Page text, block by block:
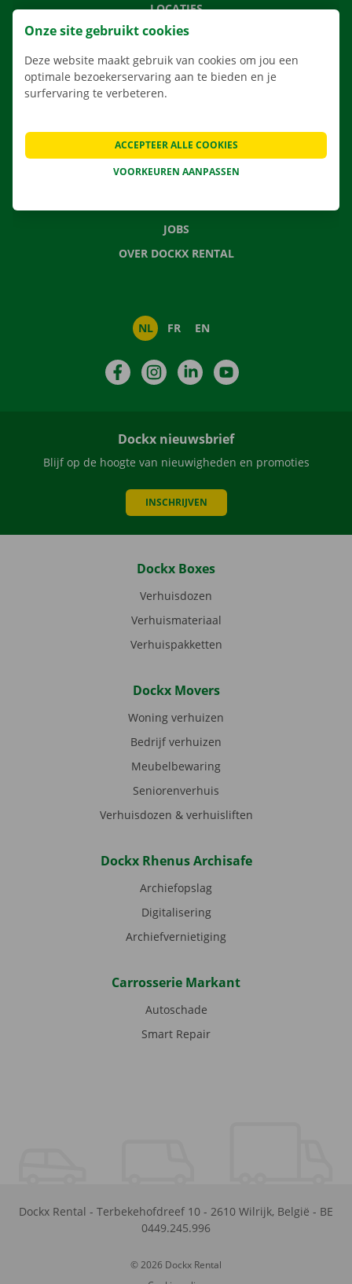
LOCATIES
APP
VERHUISOPLOSSINGEN
CONTACTEER ONS
VEELGESTELDE VRAGEN
NIEUWS
JOBS
OVER DOCKX RENTAL
NL FR EN
FacebookInstagramLinkedIn
Dockx nieuwsbrief
Blijf op de hoogte van nieuwigheden en promoties
INSCHRIJVEN
Dockx Boxes
Verhuisdozen
Verhuismateriaal
Verhuispakketten
Dockx Movers
Woning verhuizen
Bedrijf verhuizen
Meubelbewaring
Seniorenverhuis
Verhuisdozen & verhuisliften
Dockx Rhenus Archisafe
Archiefopslag
Digitalisering
Archiefvernietiging
Carrosserie Markant
Autoschade
Smart Repair
Dockx Rental - Terbekehofdreef 10 - 2610 Wilrijk, België - BE
0449.245.996
© 2026 Dockx Rental
Onze site gebruikt cookies
Deze website maakt gebruik van cookies om jou een
optimale bezoekerservaring aan te bieden en je
surfervaring te verbeteren.
VOORKEUREN AANPASSEN
ACCEPTEER ALLE COOKIES